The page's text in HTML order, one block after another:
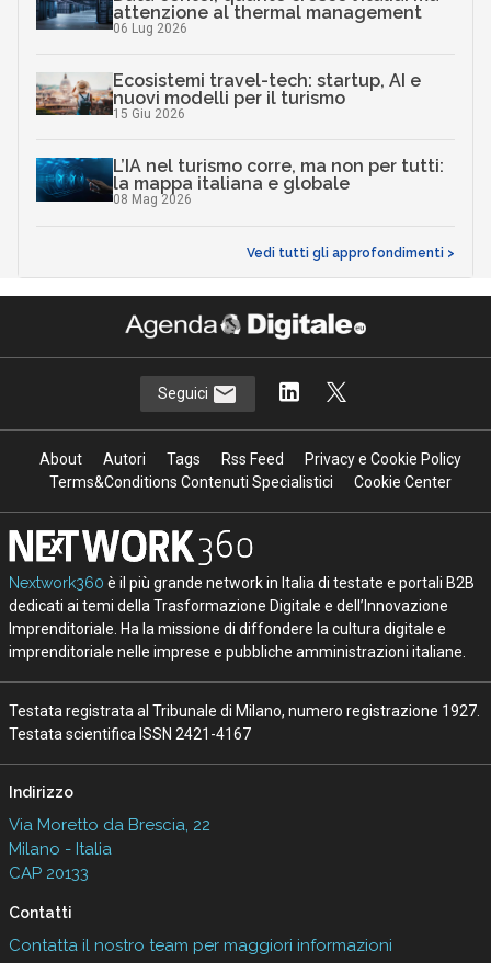
attenzione al thermal management
06 Lug 2026
Ecosistemi travel-tech: startup, AI e
nuovi modelli per il turismo
15 Giu 2026
L’IA nel turismo corre, ma non per tutti:
la mappa italiana e globale
08 Mag 2026
Vedi tutti gli approfondimenti >
Seguici
About Autori Tags Rss Feed
Privacy e Cookie Policy
Terms&Conditions Contenuti Specialistici
Cookie Center
Nextwork360 è il più grande network in Italia di testate e portali B2B
dedicati ai temi della Trasformazione Digitale e dell’Innovazione
Imprenditoriale. Ha la missione di diffondere la cultura digitale e
imprenditoriale nelle imprese e pubbliche amministrazioni italiane.
Testata registrata al Tribunale di Milano, numero registrazione 1927.
Testata scientifica ISSN 2421-4167
Indirizzo
Via Moretto da Brescia, 22
Milano - Italia
CAP 20133
Contatti
Contatta il nostro team per maggiori informazioni